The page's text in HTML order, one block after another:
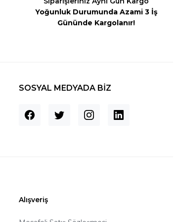
Yoğunluk Durumunda Azami 3 İş
Gününde Kargolanır!
SOSYAL MEDYADA BİZ
Alışveriş